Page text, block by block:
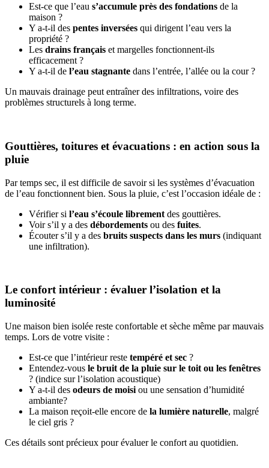
Est-ce que l’eau s’accumule près des fondations de la
maison ?
Y a-t-il des pentes inversées qui dirigent l’eau vers la
propriété ?
Les drains français et margelles fonctionnent-ils
efficacement ?
Y a-t-il de l’eau stagnante dans l’entrée, l’allée ou la cour ?
Un mauvais drainage peut entraîner des infiltrations, voire des
problèmes structurels à long terme.
Gouttières, toitures et évacuations : en action sous la
pluie
Par temps sec, il est difficile de savoir si les systèmes d’évacuation
de l’eau fonctionnent bien. Sous la pluie, c’est l’occasion idéale de :
Vérifier si l’eau s’écoule librement des gouttières.
Voir s’il y a des débordements ou des fuites.
Écouter s’il y a des bruits suspects dans les murs (indiquant
une infiltration).
Le confort intérieur : évaluer l’isolation et la
luminosité
Une maison bien isolée reste confortable et sèche même par mauvais
temps. Lors de votre visite :
Est-ce que l’intérieur reste tempéré et sec ?
Entendez-vous le bruit de la pluie sur le toit ou les fenêtres
? (indice sur l’isolation acoustique)
Y a-t-il des odeurs de moisi ou une sensation d’humidité
ambiante?
La maison reçoit-elle encore de la lumière naturelle, malgré
le ciel gris ?
Ces détails sont précieux pour évaluer le confort au quotidien.